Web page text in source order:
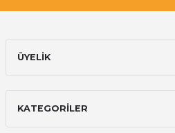
ÜYELİK
KATEGORİLER